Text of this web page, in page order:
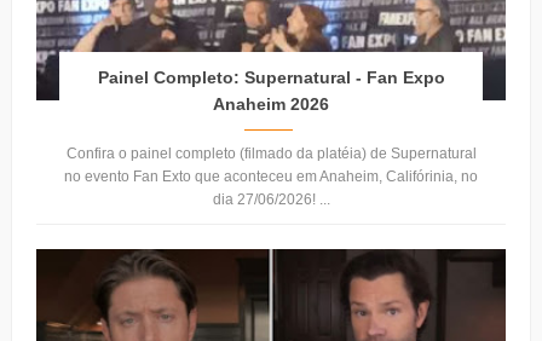
Painel Completo: Supernatural - Fan Expo
Anaheim 2026
Confira o painel completo (filmado da platéia) de Supernatural
no evento Fan Exto que aconteceu em Anaheim, Califórinia, no
dia 27/06/2026! ...